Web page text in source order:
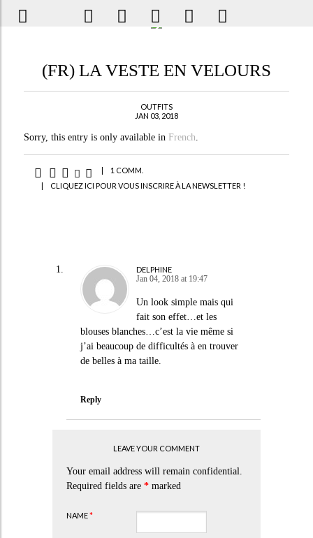
(FR) LA VESTE EN VELOURS
OUTFITS
JAN 03, 2018
Sorry, this entry is only available in French.
|
1 COMM.
|
CLIQUEZ ICI POUR VOUS INSCRIRE À LA NEWSLETTER !
DELPHINE
Jan 04, 2018 at 19:47
Un look simple mais qui
fait son effet…et les
blouses blanches…c’est la vie même si
j’ai beaucoup de difficultés à en trouver
de belles à ma taille.
Reply
LEAVE YOUR COMMENT
Your email address will remain confidential.
Required fields are *marked
NAME*